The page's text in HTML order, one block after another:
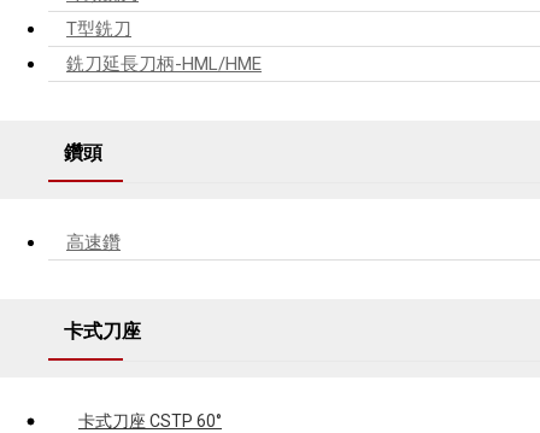
T型銑刀
銑刀延長刀柄-HML/HME
鑽頭
高速鑽
卡式刀座
卡式刀座 CSTP 60°